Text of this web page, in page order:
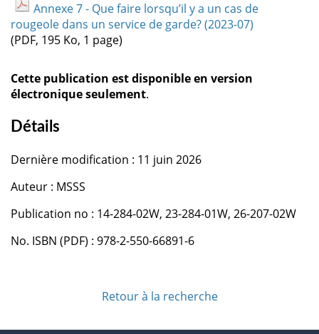
Annexe 7 - Que faire lorsqu’il y a un cas de
rougeole dans un service de garde? (2023-07)
(PDF, 195 Ko, 1 page)
Cette publication est disponible en version
électronique seulement.
Détails
Dernière modification : 11 juin 2026
Auteur : MSSS
Publication no : 14-284-02W, 23-284-01W, 26-207-02W
No. ISBN (PDF) : 978-2-550-66891-6
Retour à la recherche